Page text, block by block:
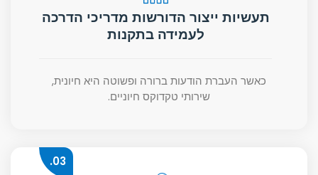
תעשיות ייצור הדורשות מדריכי הדרכה
לעמידה בתקנות
כאשר העברת הודעות ברורה ופשוטה היא חיונית,
שירותי טקדוקס חיוניים.
03.